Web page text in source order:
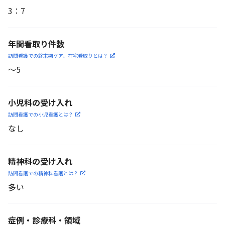
3 ： 7
年間看取り件数
訪問看護での終末期ケア、 在宅看取りとは？
〜5
小児科の受け入れ
訪問看護での小児看護とは？
なし
精神科の受け入れ
訪問看護での精神科看護とは？
多い
症例・診療科・ 領域